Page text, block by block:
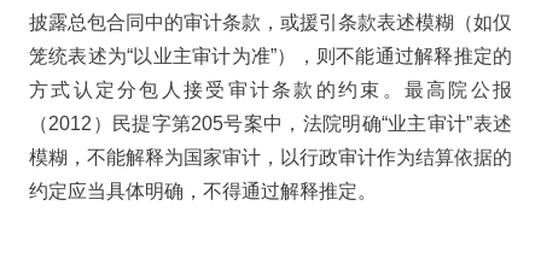
披露总包合同中的审计条款，或援引条款表述模糊（如仅
笼统表述为“以业主审计为准”），则不能通过解释推定的
方式认定分包人接受审计条款的约束。最高院公报
（2012）民提字第205号案中，法院明确“业主审计”表述
模糊，不能解释为国家审计，以行政审计作为结算依据的
约定应当具体明确，不得通过解释推定。